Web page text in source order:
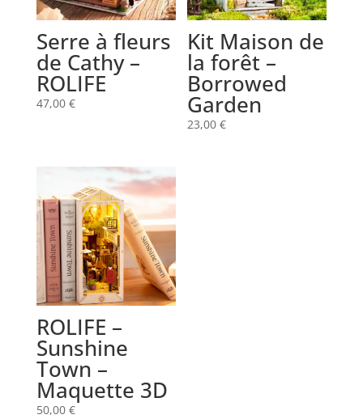
Serre à fleurs
de Cathy –
ROLIFE
47,00 €
Kit Maison de
la forêt –
Borrowed
Garden
23,00€
ROLIFE –
Sunshine
Town –
Maquette 3D
50,00 €